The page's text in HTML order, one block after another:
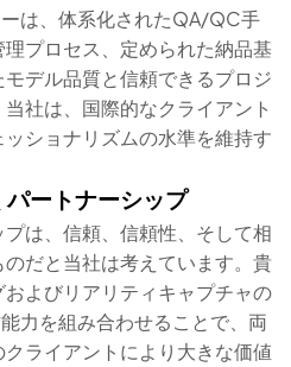
は、体系化されたQA/QC手
プロセス、定められた納品基
デル品質と信頼できるプロジ
社は、国際的なクライアント
ショナリズムの水準を維持す
ートナーシップ
は、信頼、信頼性、そして相
だと当社は考えています。貴
よびリアリティキャプチャの
力を組み合わせることで、両
ライアントにより大きな価値